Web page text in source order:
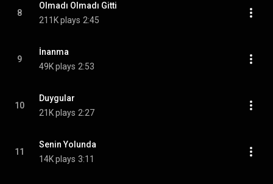
8
Olmadı Olmadı Gitti
211K plays 2:45
9
İnanma
49K plays 2:53
10
Duygular
21K plays 2:27
11
Senin Yolunda
14K plays 3:11